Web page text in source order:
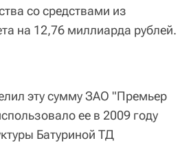
со средствами из
на 12,76 миллиарда рублей.
эту сумму ЗАО "Премьер
ее в 2009 году
Батуриной ТД